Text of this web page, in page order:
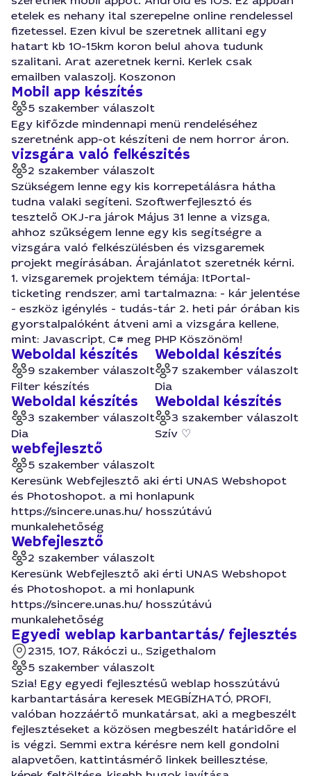
etelek es nehany ital szerepelne online rendelessel
fizetessel. Ezen kivul be szeretnek allitani egy
hatart kb 10-15km koron belul ahova tudunk
szalitani. Arat azeretnek kerni. Kerlek csak
emailben valaszolj. Koszonon
Mobil app készítés
5 szakember válaszolt
Egy kifőzde mindennapi menü rendeléséhez
szeretnénk app-ot készíteni de nem horror áron.
vizsgára való felkészités
2 szakember válaszolt
Szükségem lenne egy kis korrepetálásra hátha
tudna valaki segíteni. Szoftwerfejlesztó és
tesztelő OKJ-ra járok Május 31 lenne a vizsga,
ahhoz szűkségem lenne egy kis segítségre a
vizsgára való felkészülésben és vizsgaremek
projekt megírásában. Árajánlatot szeretnék kérni.
1. vizsgaremek projektem témája: ItPortal-
ticketing rendszer, ami tartalmazna: - kár jelentése
- eszköz igénylés - tudás-tár 2. heti pár órában kis
gyorstalpalóként átveni ami a vizsgára kellene,
mint: Javascript, C# meg PHP Köszönöm!
Weboldal készítés
9 szakember válaszolt
Filter készítés
Weboldal készítés
7 szakember válaszolt
Dia
Weboldal készítés
3 szakember válaszolt
Dia
Weboldal készítés
3 szakember válaszolt
Szív ♡
webfejlesztő
5 szakember válaszolt
Keresünk Webfejlesztő aki érti UNAS Webshopot
és Photoshopot. a mi honlapunk
https://sincere.unas.hu/ hosszútávú
munkalehetőség
Webfejlesztő
2 szakember válaszolt
Keresünk Webfejlesztő aki érti UNAS Webshopot
és Photoshopot. a mi honlapunk
https://sincere.unas.hu/ hosszútávú
munkalehetőség
Egyedi weblap karbantartás/ fejlesztés
2315, 107, Rákóczi u., Szigethalom
5 szakember válaszolt
Szia! Egy egyedi fejlesztésű weblap hosszútávú
karbantartására keresek MEGBÍZHATÓ, PROFI,
valóban hozzáértő munkatársat, aki a megbeszélt
fejlesztéseket a közösen megbeszélt határidőre el
is végzi. Semmi extra kérésre nem kell gondolni
alapvetően, kattintásmérő linkek beillesztése,